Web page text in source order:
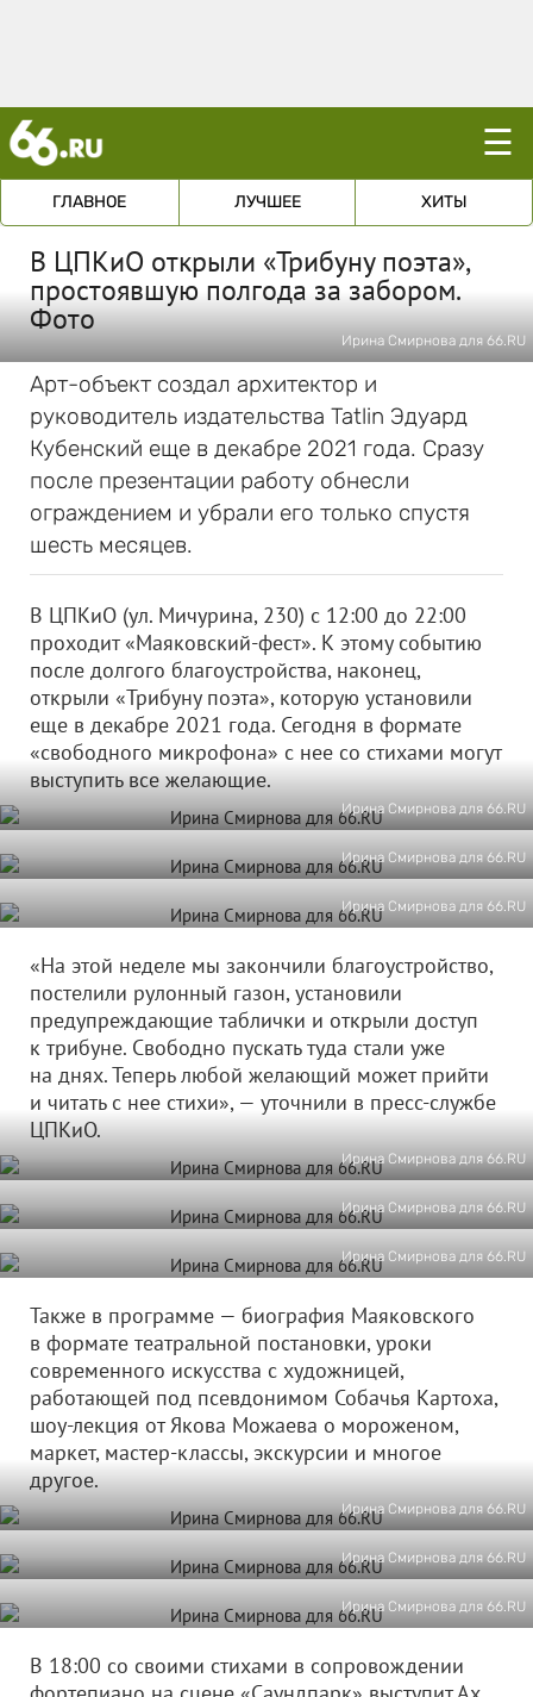
☰
ГЛАВНОЕ ЛУЧШЕЕ ХИТЫ
В ЦПКиО открыли «Трибуну поэта»,
простоявшую полгода за забором.
Фото
Ирина Смирнова для 66.RU
Арт-объект создал архитектор и
руководитель издательства Tatlin Эдуард
Кубенский еще в декабре 2021 года. Сразу
после презентации работу обнесли
ограждением и убрали его только спустя
шесть месяцев.
В ЦПКиО (ул. Мичурина, 230) с 12:00 до 22:00
проходит «Маяковский-фест». К этому событию
после долгого благоустройства, наконец,
открыли «Трибуну поэта», которую установили
еще в декабре 2021 года. Сегодня в формате
«свободного микрофона» с нее со стихами могут
выступить все желающие.
Ирина Смирнова для 66.RU
Ирина Смирнова для 66.RU
Ирина Смирнова для 66.RU
«На этой неделе мы закончили благоустройство,
постелили рулонный газон, установили
предупреждающие таблички и открыли доступ
к трибуне. Свободно пускать туда стали уже
на днях. Теперь любой желающий может прийти
и читать с нее стихи», — уточнили в пресс-службе
ЦПКиО.
Ирина Смирнова для 66.RU
Ирина Смирнова для 66.RU
Ирина Смирнова для 66.RU
Также в программе — биография Маяковского
в формате театральной постановки, уроки
современного искусства с художницей,
работающей под псевдонимом Собачья Картоха,
шоу-лекция от Якова Можаева о мороженом,
маркет, мастер-классы, экскурсии и многое
другое.
Ирина Смирнова для 66.RU
Ирина Смирнова для 66.RU
Ирина Смирнова для 66.RU
В 18:00 со своими стихами в сопровождении